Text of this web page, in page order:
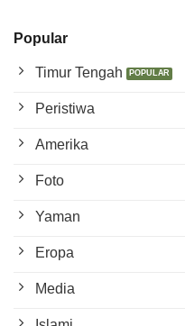
Popular
Timur Tengah
Peristiwa
Amerika
Foto
Yaman
Eropa
Media